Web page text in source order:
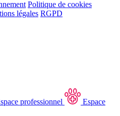
Politique de cookies
légales RGPD
professionnel
Espace